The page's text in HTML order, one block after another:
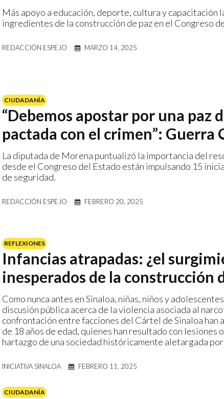
Más apoyo a educación, deporte, cultura y capacitación
ingredientes de la construcción de paz en el Congreso
REDACCIÓN ESPEJO MARZO 14, 2025
CIUDADANÍA
“Debemos apostar por una paz
pactada con el crimen”: Guerra
La diputada de Morena puntualizó la importancia del
desde el Congreso del Estado están impulsando 15
de seguridad.
REDACCIÓN ESPEJO FEBRERO 20, 2025
REFLEXIONES
Infancias atrapadas: ¿el
inesperados de la construcción
Como nunca antes en Sinaloa, niñas, niños y
discusión pública acerca de la violencia asociada al
confrontación entre facciones del Cártel de Sinaloa han
de 18 años de edad, quienes han resultado con
hartazgo de una sociedad históricamente aletargada
INICIATIVA SINALOA FEBRERO 11, 2025
CIUDADANÍA